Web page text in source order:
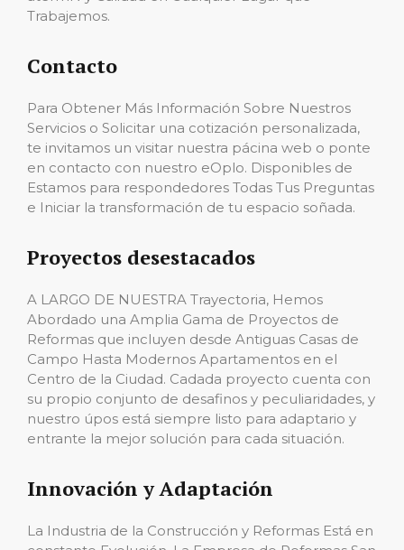
Trabajemos.
Contacto
Para Obtener Más Información Sobre Nuestros
Servicios o Solicitar una cotización personalizada,
te invitamos un visitar nuestra pácina web o ponte
en contacto con nuestro eOplo. Disponibles de
Estamos para respondedores Todas Tus Preguntas
e Iniciar la transformación de tu espacio soñada.
Proyectos desestacados
A LARGO DE NUESTRA Trayectoria, Hemos
Abordado una Amplia Gama de Proyectos de
Reformas que incluyen desde Antiguas Casas de
Campo Hasta Modernos Apartamentos en el
Centro de la Ciudad. Cadada proyecto cuenta con
su propio conjunto de desafinos y peculiaridades, y
nuestro úpos está siempre listo para adaptario y
entrante la mejor solución para cada situación.
Innovación y Adaptación
La Industria de la Construcción y Reformas Está en